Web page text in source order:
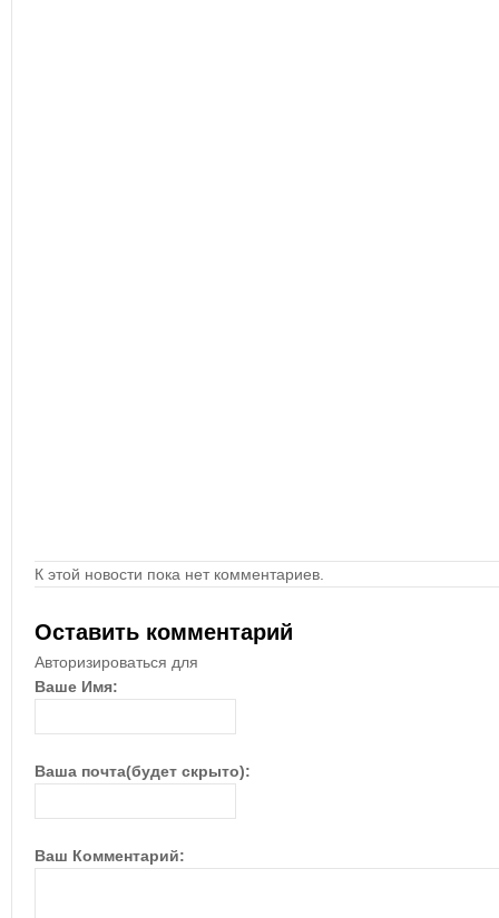
К этой новости пока нет комментариев.
Оставить комментарий
Авторизироваться для
Ваше Имя:
Ваша почта(будет скрыто):
Ваш Комментарий: